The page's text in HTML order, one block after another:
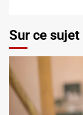
Sur ce sujet